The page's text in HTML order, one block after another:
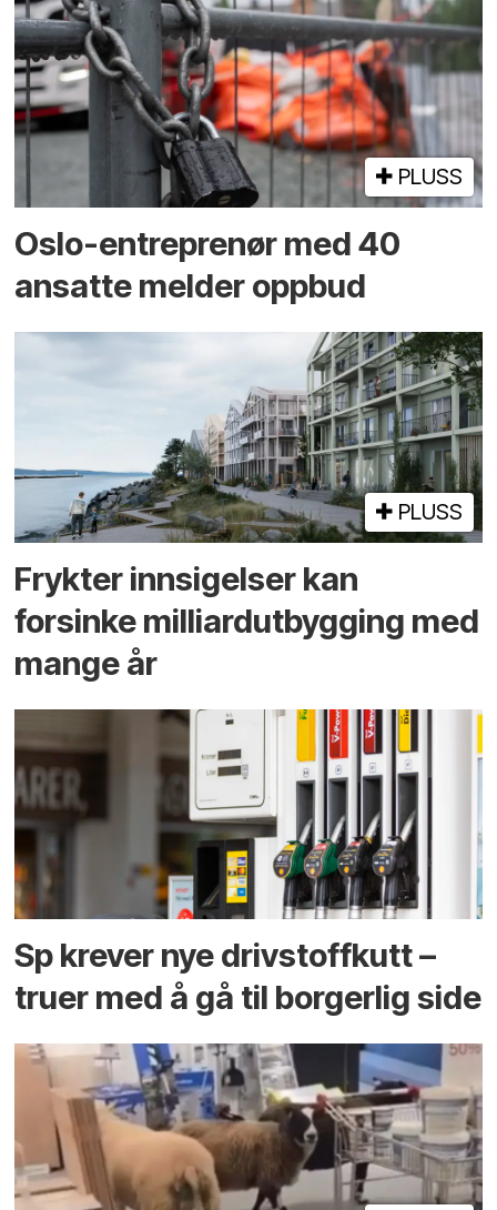
PLUSS
Oslo-entreprenør med 40
ansatte melder oppbud
PLUSS
Frykter innsigelser kan
forsinke milliard­utbygging med
mange år
Sp krever nye drivstoffkutt –
truer med å gå til borgerlig side